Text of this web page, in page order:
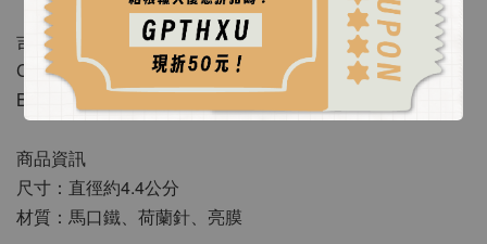
吉他和弦徽章！總共製作了14個～
C、Cm、D、Dm、E、Em、F、Fm、G、Gm、A、Am、
B、Bm
商品資訊
尺寸：直徑約4.4公分
材質：馬口鐵、荷蘭針、亮膜